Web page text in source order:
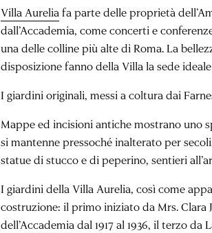
Villa Aurelia fa parte delle proprietà
dall’Accademia, come concerti e
una delle colline più alte di Roma. La
disposizione fanno della Villa la sede
I giardini originali, messi a coltura dai
Mappe ed incisioni antiche mostrano uno
si mantenne pressoché inalterato per
statue di stucco e di peperino, sentieri
I giardini della Villa Aurelia, così come
costruzione: il primo iniziato da Mrs. Clara
dell’Accademia dal 1917 al 1936, il terzo